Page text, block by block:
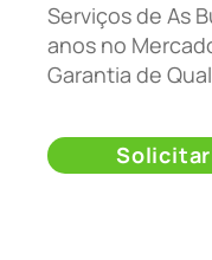
Serviços de As
anos no
Garantia de